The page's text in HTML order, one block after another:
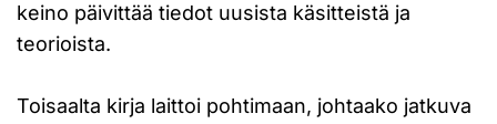
keino päivittää tiedot uusista käsitteistä ja
teorioista.
Toisaalta kirja laittoi pohtimaan, johtaako jatkuva